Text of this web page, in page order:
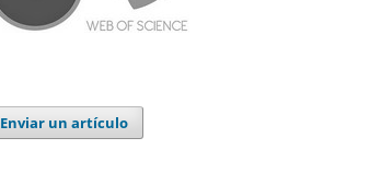
Enviar un artículo